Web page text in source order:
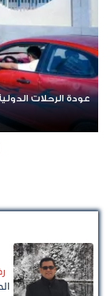
عودة الرحلات